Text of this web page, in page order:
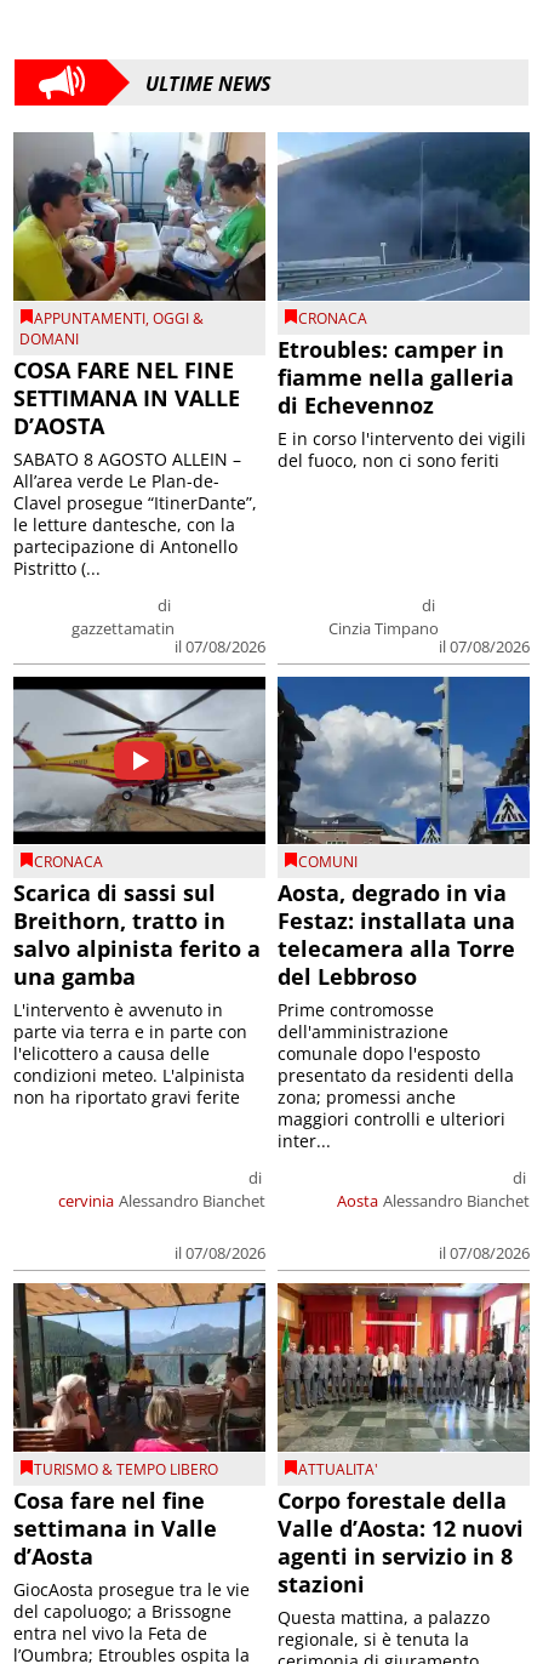
ULTIME NEWS
APPUNTAMENTI,OGGI &
DOMANI
COSA FARE NEL FINE
SETTIMANA IN VALLE
D’AOSTA
di
gazzettamatin
il 07/08/2026
SABATO 8 AGOSTO ALLEIN –
All’area verde Le Plan-de-
Clavel prosegue “ItinerDante”,
le letture dantesche, con la
partecipazione di Antonello
Pistritto (...
CRONACA
Etroubles: camper in
fiamme nella galleria
di Echevennoz
di
Cinzia Timpano
il 07/08/2026
E in corso l'intervento dei vigili
del fuoco, non ci sono feriti
CRONACA
Scarica di sassi sul
Breithorn, tratto in
salvo alpinista ferito a
una gamba
cervinia
di
Alessandro Bianchet
il 07/08/2026
L'intervento è avvenuto in
parte via terra e in parte con
l'elicottero a causa delle
condizioni meteo. L'alpinista
non ha riportato gravi ferite
COMUNI
Aosta, degrado in via
Festaz: installata una
telecamera alla Torre
del Lebbroso
Aosta
di
Alessandro Bianchet
il 07/08/2026
Prime contromosse
dell'amministrazione
comunale dopo l'esposto
presentato da residenti della
zona; promessi anche
maggiori controlli e ulteriori
inter...
TURISMO & TEMPO LIBERO
Cosa fare nel fine
settimana in Valle
d’Aosta
GiocAosta prosegue tra le vie
del capoluogo; a Brissogne
entra nel vivo la Feta de
l’Oumbra; Etroubles ospita la
ATTUALITA'
Corpo forestale della
Valle d’Aosta: 12 nuovi
agenti in servizio in 8
stazioni
Questa mattina, a palazzo
regionale, si è tenuta la